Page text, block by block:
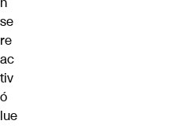
se
re
ac
tiv
ó
lue